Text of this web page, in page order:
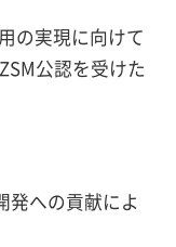
の実現に向けて
公認を受けた
発への貢献によ